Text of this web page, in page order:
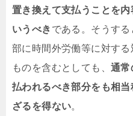
置き換えて支払う ことを
いうべき である。そうす
部に時間外労働等に対す
ものを含むとしても、 通常
払われるべき部分をも相
ざるを得ない。